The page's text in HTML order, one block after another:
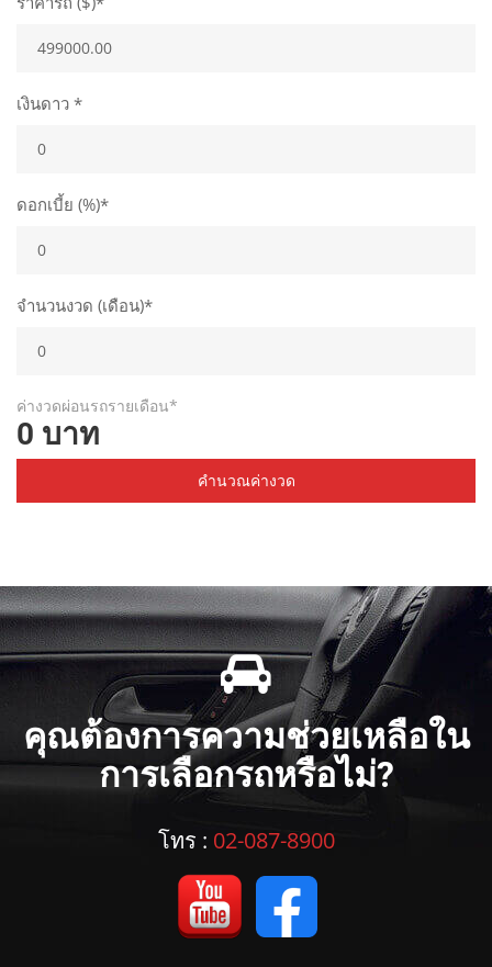
เงินดาว *
ดอกเบี้ย (%)*
จำนวนงวด (เดือน)*
ค่างวดผ่อนรถรายเดือน*
0 บาท
คำนวณค่างวด
คุณต้องการความช่วยเหลือใน
การเลือกรถหรือไม่?
โทร : 02-087-8900